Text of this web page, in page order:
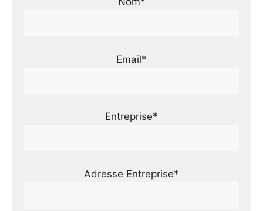
Email*
Entreprise*
Adresse Entreprise*